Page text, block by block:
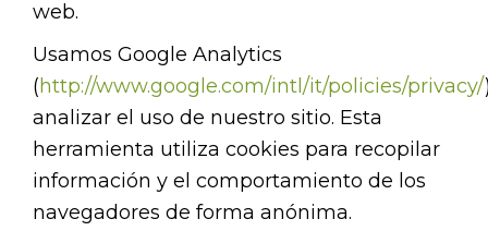
web.
Usamos Google Analytics
(http://www.google.com/intl/it/policies/privacy/
analizar el uso de nuestro sitio. Esta
herramienta utiliza cookies para recopilar
información y el comportamiento de los
navegadores de forma anónima.